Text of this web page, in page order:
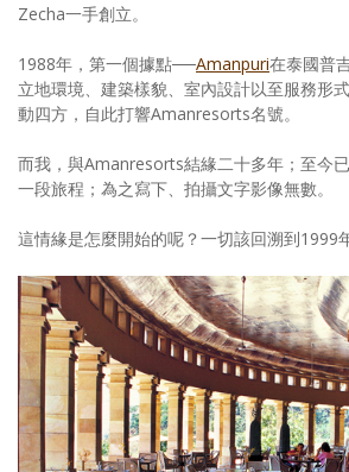
Zecha一手創立。
1988年，第一個據點──Amanpuri在泰國普
立地環境、建築樣貌、室內設計以至服務形
動四方，自此打響Amanresorts名號。
而我，與Amanresorts結緣二十多年；至今
一段旅程；為之寫下、拍攝文字影像無數。
這情緣是怎麼開始的呢？一切該回溯到1999